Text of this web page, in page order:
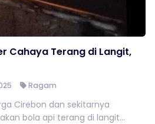
Cahaya Terang di Langit,
Ragam
Cirebon dan sekitarnya
bola api terang di langit...